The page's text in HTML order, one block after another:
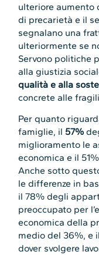
ulteriore aumento
di precarietà e il
segnalano una
ulteriormente se
Servono politiche
alla giustizia
qualità e alla
concrete alle
Per quanto
famiglie, il 57%
miglioramento le
economica e il
Anche sotto
le differenze in
il 78% degli
preoccupato per
economica della
medio del 36%, e
dover svolgere